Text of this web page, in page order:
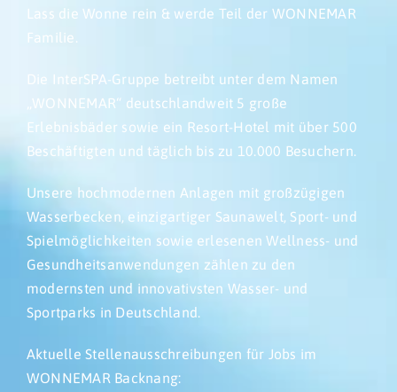
Lass die Wonne rein & werde Teil der WONNEMAR
Familie.
Die InterSPA-Gruppe betreibt unter dem Namen
„WONNEMAR“ deutschlandweit 5 große
Erlebnisbäder sowie ein Resort-Hotel mit über 500
Beschäftigten und täglich bis zu 10.000 Besuchern.
Unsere hochmodernen Anlagen mit großzügigen
Wasserbecken, einzigartiger Saunawelt, Sport- und
Spielmöglichkeiten sowie erlesenen Wellness- und
Gesundheitsanwendungen zählen zu den
modernsten und innovativsten Wasser- und
Sportparks in Deutschland.
Aktuelle Stellenausschreibungen für Jobs im
WONNEMAR Backnang: